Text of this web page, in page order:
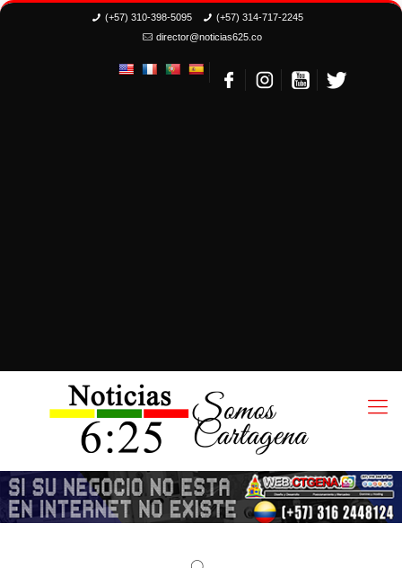
(+57) 310-398-5095
(+57) 314-717-2245
director@noticias625.co